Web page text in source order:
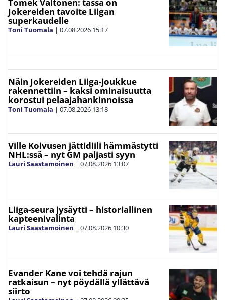
Jokereiden tavoite Liigan
superkaudelle
Toni Tuomala | 07.08.2026 15:17
Näin Jokereiden Liiga-joukkue
rakennettiin – kaksi ominaisuutta
korostui pelaajahankinnoissa
Toni Tuomala | 07.08.2026 13:18
Ville Koivusen jättidiili hämmästytti
NHL:ssä – nyt GM paljasti syyn
Lauri Saastamoinen | 07.08.2026 13:07
Liiga-seura jysäytti – historiallinen
kapteenivalinta
Lauri Saastamoinen | 07.08.2026 10:30
Evander Kane voi tehdä rajun
ratkaisun – nyt pöydällä yllättävä
siirto